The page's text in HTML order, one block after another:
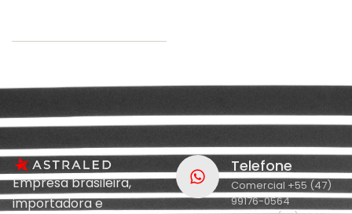
Empresa brasileira,
importadora e
Telefone
Comercial +55 (47)
99176-0564